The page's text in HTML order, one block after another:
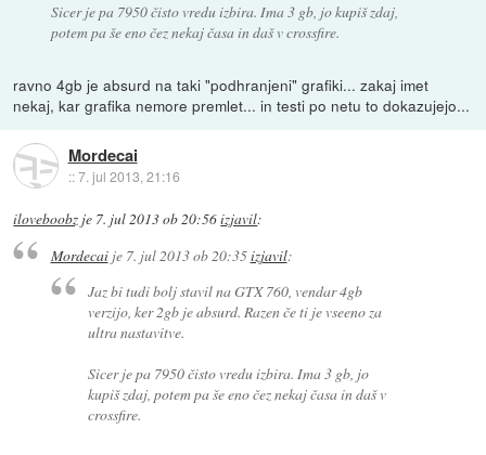
Sicer je pa 7950 čisto vredu izbira. Ima 3 gb, jo kupiš zdaj,
potem pa še eno čez nekaj časa in daš v crossfire.
ravno 4gb je absurd na taki "podhranjeni" grafiki... zakaj imet
nekaj, kar grafika nemore premlet... in testi po netu to dokazujejo...
Mordecai
::7. jul 2013, 21:16
iloveboobz je 7. jul 2013 ob 20:56izjavil:
Mordecaije 7. jul 2013 ob 20:35izjavil:
Jaz bi tudi bolj stavil na GTX 760, vendar 4gb
verzijo, ker 2gb je absurd. Razen če ti je vseeno za
ultra nastavitve.
Sicer je pa 7950 čisto vredu izbira. Ima 3 gb, jo
kupiš zdaj, potem pa še eno čez nekaj časa in daš v
crossfire.